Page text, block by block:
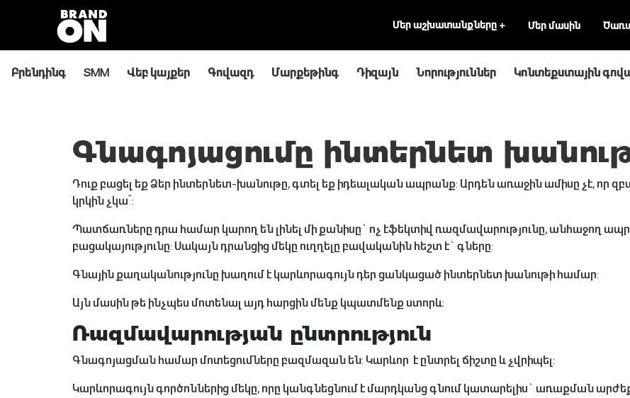
Մեր աշխատանքները + Մեր մասին
Բրենդինգ SMM Վեբ կայքեր Գովազդ Մարքեթինգ Դիզայն Նորություններ Կոնտեքստային
Գնագոյացումը ինտերնետ
Դուք բացել եք Ձեր ինտերնետ-խանութը, գտել եք իդեալական ապրանք: Արդեն առաջին ամիսը չէ, որ
կրկին չկա՞:
Պատճառները դրա համար կարող են լինել մի քանիսը` ոչ էֆեկտիվ ռազմավարությունը, անհաջող
բացակայությունը: Սակայն դրանցից մեկը ուղղելը բավականին հեշտ է` գները:
Գնային քաղականությունը խաղում է կարևորագույն դեր ցանկացած ինտերնետ խանութի համար:
Այն մասին թե ինչպես մոտենալ այդ հարցին մենք կպատմենք ստորև:
Ռազմավարության ընտրություն
Գնագոյացման համար մոտեցումները բազմազան են: Կարևոր է ընտրել ճիշտը և չվրիպել:
Կարևորագույն գործոններից մեկը, որը կանգնեցնում է մարդկանց գնում կատարելիս` առաքման